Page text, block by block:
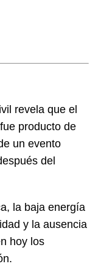
revela que el
producto de
un evento
del
la baja energía
y la ausencia
hoy los